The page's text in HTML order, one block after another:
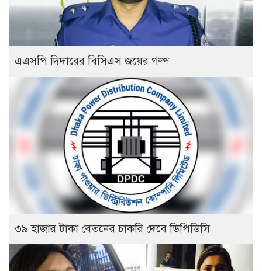
এএসপি দিদারের বিসিএস জয়ের গল্প
৩৯ হাজার টাকা বেতনের চাকরি দেবে ডিপিডিসি